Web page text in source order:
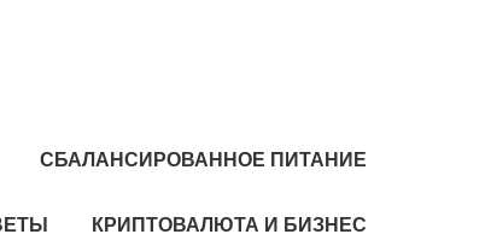
СБАЛАНСИРОВАННОЕ ПИТАНИЕ
КРИПТОВАЛЮТА И БИЗНЕС